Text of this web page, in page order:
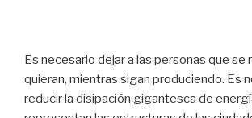
Es necesario dejar a las personas que se
quieran, mientras sigan produciendo. Es
reducir la disipación gigantesca de